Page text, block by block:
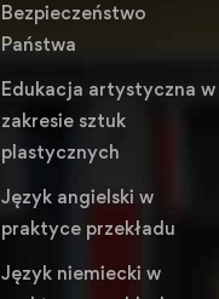
Bezpieczeństwo
Państwa
Edukacja artystyczna w
zakresie sztuk
plastycznych
Język angielski w
praktyce przekładu
Język niemiecki w